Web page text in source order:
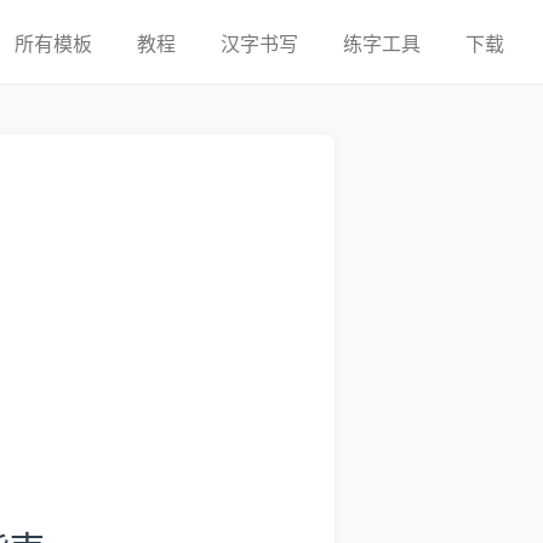
所有模板 教程 汉字书写 练字工具 下载